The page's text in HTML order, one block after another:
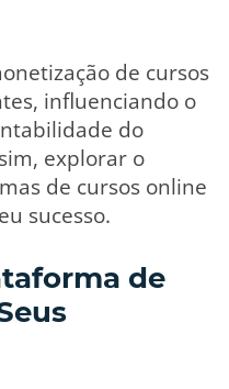
de cursos
influenciando o
do
explorar o
de cursos online
sucesso.
de